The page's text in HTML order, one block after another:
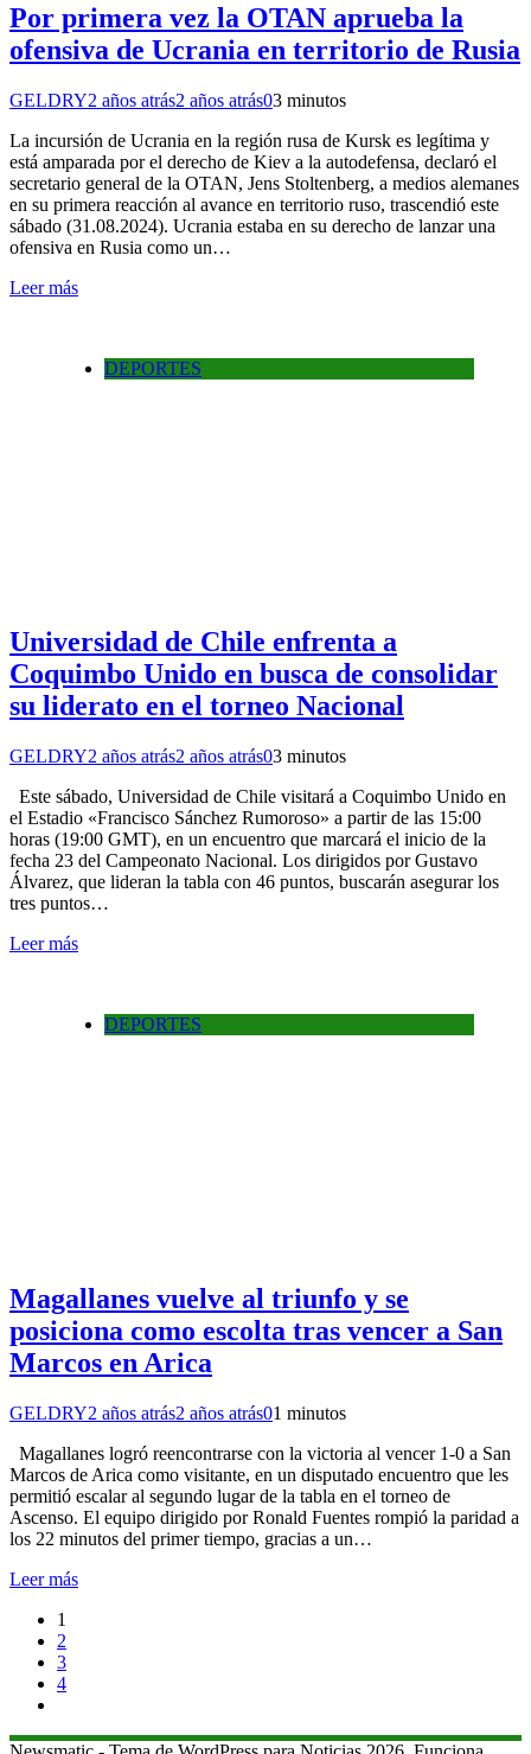
Por primera vez la OTAN aprueba la
ofensiva de Ucrania en territorio de Rusia
GELDRY2 años atrás2 años atrás03 minutos
La incursión de Ucrania en la región rusa de Kursk es legítima y
está amparada por el derecho de Kiev a la autodefensa, declaró el
secretario general de la OTAN, Jens Stoltenberg, a medios alemanes
en su primera reacción al avance en territorio ruso, trascendió este
sábado (31.08.2024). Ucrania estaba en su derecho de lanzar una
ofensiva en Rusia como un…
Leer más
DEPORTES
Universidad de Chile enfrenta a
Coquimbo Unido en busca de consolidar
su liderato en el torneo Nacional
GELDRY2 años atrás2 años atrás03 minutos
Este sábado, Universidad de Chile visitará a Coquimbo Unido en
el Estadio «Francisco Sánchez Rumoroso» a partir de las 15:00
horas (19:00 GMT), en un encuentro que marcará el inicio de la
fecha 23 del Campeonato Nacional. Los dirigidos por Gustavo
Álvarez, que lideran la tabla con 46 puntos, buscarán asegurar los
tres puntos…
Leer más
DEPORTES
Magallanes vuelve al triunfo y se
posiciona como escolta tras vencer a San
Marcos en Arica
GELDRY2 años atrás2 años atrás01 minutos
Magallanes logró reencontrarse con la victoria al vencer 1-0 a San
Marcos de Arica como visitante, en un disputado encuentro que les
permitió escalar al segundo lugar de la tabla en el torneo de
Ascenso. El equipo dirigido por Ronald Fuentes rompió la paridad a
los 22 minutos del primer tiempo, gracias a un…
Leer más
1
2
3
4